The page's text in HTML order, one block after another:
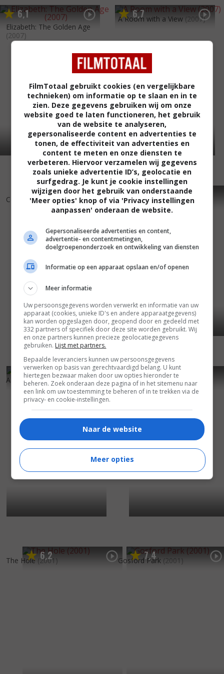
6,1
Elizabeth: The Golden Age
(2007)
6,7
A Room with a View (2007)
6,4
Colditz (2005) 4,8
The Last Drop (2005)
6,1
Al sur de Granada (2003) 6,5
Deathwatch (2002)
6,2
The Hole (2001) 7,4
Gosford Park (2001)
FilmTotaal gebruikt cookies (en vergelijkbare
technieken) om informatie op te slaan en in te
zien. Deze gegevens gebruiken wij om onze
website goed te laten functioneren, het gebruik
van de website te analyseren,
gepersonaliseerde content en advertenties te
tonen, de effectiviteit van advertenties en
content te meten en onze diensten te
verbeteren. Hiervoor verzamelen wij gegevens
zoals unieke advertentie ID’s, geolocatie en
surfgedrag. Je kunt je cookie instellingen
wijzigen door het gebruik van onderstaande
'Meer opties' knop of via 'Privacy instellingen
aanpassen' onderaan de website.
Gepersonaliseerde advertenties en content,
advertentie- en contentmetingen,
doelgroepenonderzoek en ontwikkeling van diensten
Informatie op een apparaat opslaan en/of openen
Meer informatie
Uw persoonsgegevens worden verwerkt en informatie van uw
apparaat (cookies, unieke ID's en andere apparaatgegevens)
kan worden opgeslagen door, geopend door en gedeeld met
332 partners of specifiek door deze site worden gebruikt. Wij
en onze partners kunnen precieze geolocatiegegevens
gebruiken. Lijst met partners.
Bepaalde leveranciers kunnen uw persoonsgegevens
verwerken op basis van gerechtvaardigd belang. U kunt
hiertegen bezwaar maken door uw opties hieronder te
beheren. Zoek onderaan deze pagina of in het sitemenu naar
een link om uw toestemming te beheren of in te trekken via de
privacy- en cookie-instellingen.
Naar de website
Meer opties